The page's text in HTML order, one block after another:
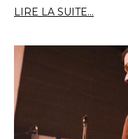
LIRE LA SUITE...